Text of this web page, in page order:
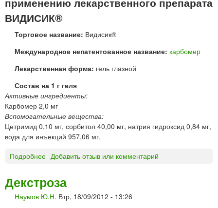
т
р
и
в
н
о
г
о
в
в
е
д
«
Д
р
*
ВИДИСИК®
Торговое название: Видисик®
Международное непатентованное название: карбомер
Лекарственная форма: гель глазной
Состав на 1 г геля
Активные ингредиенты:
Карбомер 2,0 мг
Вспомогательные вещества:
Цетримид 0,10 мг, сорбитол 40,00 мг, натрия гидроксид 0,84 мг,
вода для инъекций 957,06 мг.
Подробнее
Д
И
Добавить отзыв или комментарий
Декстроза
Наумов Ю.Н. Втр, 18/09/2012 - 13:26